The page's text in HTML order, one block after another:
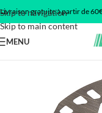
Skip to navigation
Skip to main content
Livraison gratuite à partir de
MENU